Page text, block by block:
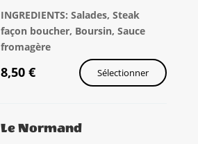
INGREDIENTS: Salades, Steak
façon boucher, Boursin, Sauce
fromagère
8,50 € Sélectionner
Le Normand